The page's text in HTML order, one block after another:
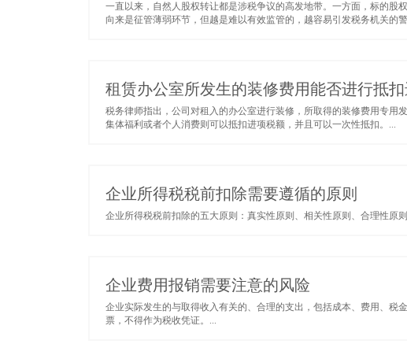
一直以来，自然人股权转让都是涉税争议的高发地带。一方面，标的股
向来是征管薄弱环节，但越是难以有效监管的，越容易引发税务机关的
租赁办公室所发生的装修费用能否进行抵
税务律师指出，公司对租入的办公室进行装修，所取得的装修费用专用
集体福利或者个人消费则可以抵扣进项税额，并且可以一次性抵扣。...
企业所得税税前扣除需要遵循的原则
企业所得税税前扣除的五大原则：真实性原则、相关性原则、合理性原
企业费用报销需要注意的风险
企业实际发生的与取得收入有关的、合理的支出，包括成本、费用、
票，不得作为税收凭证。...